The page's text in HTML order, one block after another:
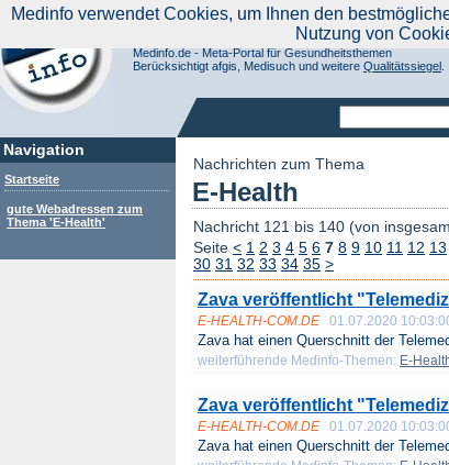
Navigation
Startseite
gute Webadressen zum
Thema 'E-Health'
Aktuelle Nachrichten|
Suchen Sie noch oder Finden Sie schon?
Medinfo.de - Meta-Portal für Gesundheitsthemen
Berücksichtigt afgis, Medisuch und weitere Qualitätssiegel
Nachrichten zum Thema
E-Health
Nachricht 121 bis 140 (von
Seite < 1 2 3 4 5 6 7 8 9 10 11 12 13
30 31 32 33 34 35 >
Zava veröffentlicht
E-HEALTH-COM.DE 01.07.2020
Zava hat einen Querschnitt der
weiterführende Medinfo-Themen: E-
Zava veröffentlicht
E-HEALTH-COM.DE 01.07.2020
Zava hat einen Querschnitt der
Medinfo verwendet Cookies, um Ihnen den
Nutzung von